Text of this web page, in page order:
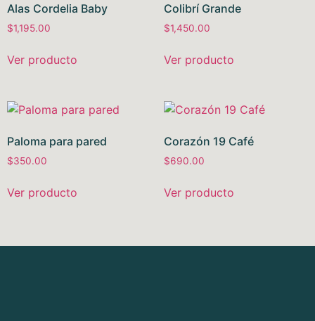
Alas Cordelia Baby
$1,195.00
Ver producto
Colibrí Grande
$1,450.00
Ver producto
Paloma para pared
$350.00
Ver producto
Corazón 19 Café
$690.00
Ver producto